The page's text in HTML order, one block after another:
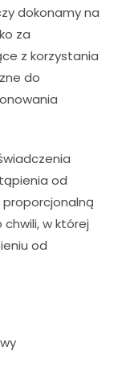
dokonamy na
za
z korzystania
do
od
w której
od